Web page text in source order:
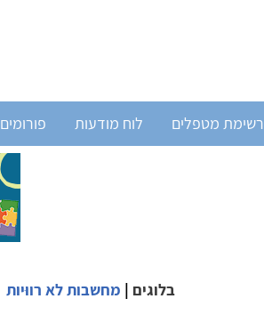
רשימת מטפלים לוח מודעות פורומים
בלוגים | מחשבות לא רווּיות